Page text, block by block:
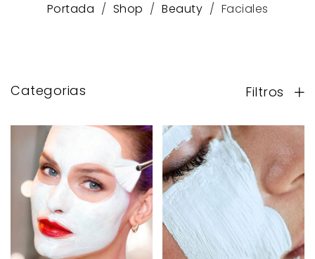
Portada Shop Beauty Faciales
Categorias Filtros